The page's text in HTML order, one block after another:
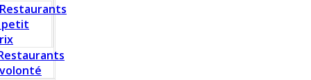
Restaurants
petit